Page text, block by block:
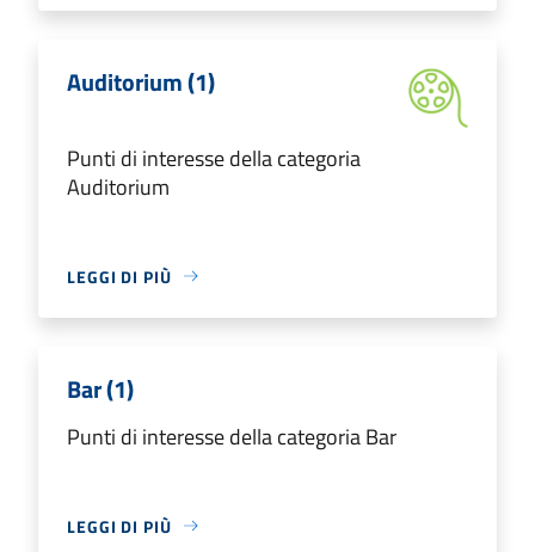
Auditorium (1)
Punti di interesse della categoria
Auditorium
LEGGI DI PIÙ
Bar (1)
Punti di interesse della categoria Bar
LEGGI DI PIÙ